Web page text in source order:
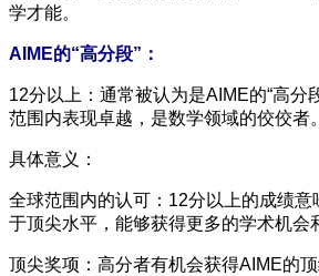
学才能。
AIME的“高分段”：
12分以上：通常被认为是AIME的“高分
范围内表现卓越，是数学领域的佼佼者。
具体意义：
全球范围内的认可：12分以上的成绩意
于顶尖水平，能够获得更多的学术机会
顶尖奖项：高分者有机会获得AIME的